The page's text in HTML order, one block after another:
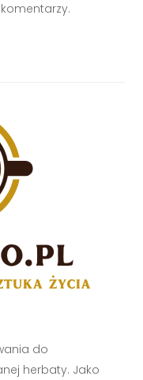
do
herbaty. Jako